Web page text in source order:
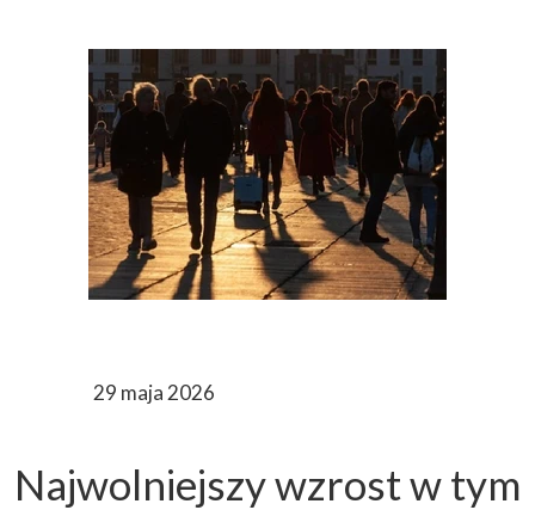
29 maja 2026
Najwolniejszy wzrost w tym